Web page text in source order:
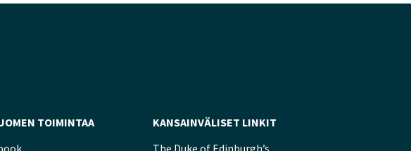
TOIMINTAA
KANSAINVÄLISET LINKIT